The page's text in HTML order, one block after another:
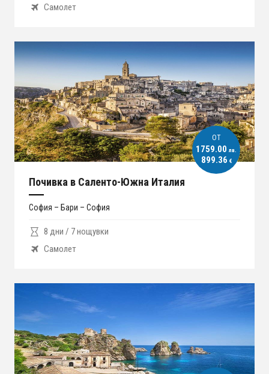
Самолет
ОT
1759.00 лв.
899.36 €
Почивка в Саленто-Южна Италия
София – Бари – София
8 дни / 7 нощувки
Самолет